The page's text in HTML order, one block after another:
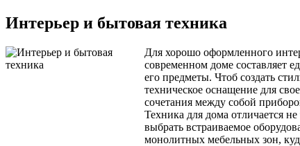
Интерьер и бытовая техника
Для хорошо оформленного
современном доме составляет
его предметы. Чтоб создать
техническое оснащение для
сочетания между собой
Техника для дома отличается
выбрать встраиваемое
монолитных мебельных зон,